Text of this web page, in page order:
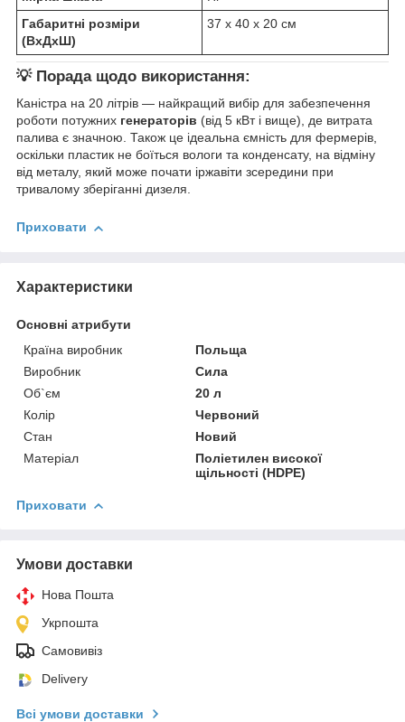
Габаритні розміри
(ВхДхШ)
37 х 40 х 20 см
💡 Порада щодо використання:
Каністра на 20 літрів — найкращий вибір для забезпечення
роботи потужних генераторів (від 5 кВт і вище), де витрата
палива є значною. Також це ідеальна ємність для фермерів,
оскільки пластик не боїться вологи та конденсату, на відміну
від металу, який може почати іржавіти зсередини при
тривалому зберіганні дизеля.
Приховати
Характеристики
Основні атрибути
Країна виробник
Польща
Виробник
Сила
Об`єм
20 л
Колір
Червоний
Стан
Новий
Матеріал
Поліетилен високої
щільності (HDPE)
Приховати
Умови доставки
Нова Пошта
Укрпошта
Самовивіз
Delivery
Всі умови доставки